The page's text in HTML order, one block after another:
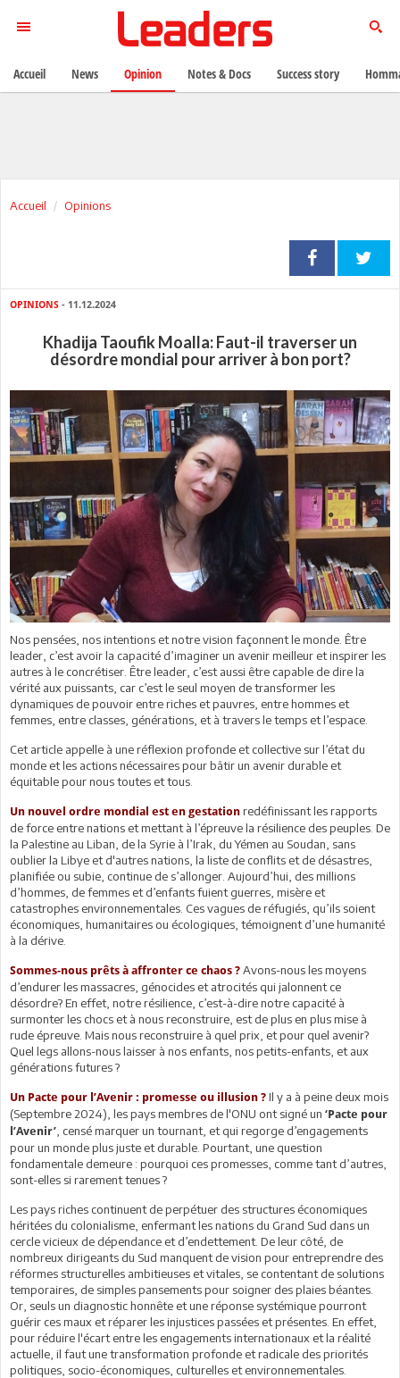
Accueil Opinions
OPINIONS - 11.12.2024
Khadija Taoufik Moalla: Faut-il traverser un
désordre mondial pour arriver à bon port?
Nos pensées, nos intentions et notre vision façonnent le monde. Être
leader, c’est avoir la capacité d’imaginer un avenir meilleur et inspirer les
autres à le concrétiser. Être leader, c’est aussi être capable de dire la
vérité aux puissants, car c’est le seul moyen de transformer les
dynamiques de pouvoir entre riches et pauvres, entre hommes et
femmes, entre classes, générations, et à travers le temps et l’espace.
Cet article appelle à une réflexion profonde et collective sur l’état du
monde et les actions nécessaires pour bâtir un avenir durable et
équitable pour nous toutes et tous.
Un nouvel ordre mondial est en gestation redéfinissant les rapports
de force entre nations et mettant à l’épreuve la résilience des peuples. De
la Palestine au Liban, de la Syrie à l’Irak, du Yémen au Soudan, sans
oublier la Libye et d'autres nations, la liste de conflits et de désastres,
planifiée ou subie, continue de s’allonger. Aujourd’hui, des millions
d’hommes, de femmes et d’enfants fuient guerres, misère et
catastrophes environnementales. Ces vagues de réfugiés, qu’ils soient
économiques, humanitaires ou écologiques, témoignent d’une humanité
à la dérive.
Sommes-nous prêts à affronter ce chaos ? Avons-nous les moyens
d’endurer les massacres, génocides et atrocités qui jalonnent ce
désordre? En effet, notre résilience, c’est-à-dire notre capacité à
surmonter les chocs et à nous reconstruire, est de plus en plus mise à
rude épreuve. Mais nous reconstruire à quel prix, et pour quel avenir?
Quel legs allons-nous laisser à nos enfants, nos petits-enfants, et aux
générations futures ?
Un Pacte pour l’Avenir : promesse ou illusion ? Il y a à peine deux mois
(Septembre 2024), les pays membres de l'ONU ont signé un ‘Pacte pour
l’Avenir’ , censé marquer un tournant, et qui regorge d’engagements
pour un monde plus juste et durable. Pourtant, une question
fondamentale demeure : pourquoi ces promesses, comme tant d’autres,
sont-elles si rarement tenues ?
Les pays riches continuent de perpétuer des structures économiques
héritées du colonialisme, enfermant les nations du Grand Sud dans un
cercle vicieux de dépendance et d’endettement. De leur côté, de
nombreux dirigeants du Sud manquent de vision pour entreprendre des
réformes structurelles ambitieuses et vitales, se contentant de solutions
temporaires, de simples pansements pour soigner des plaies béantes.
Or, seuls un diagnostic honnête et une réponse systémique pourront
guérir ces maux et réparer les injustices passées et présentes. En effet,
pour réduire l'écart entre les engagements internationaux et la réalité
actuelle, il faut une transformation profonde et radicale des priorités
politiques, socio-économiques, culturelles et environnementales.
Accueil News Opinion Notes & Docs Success story